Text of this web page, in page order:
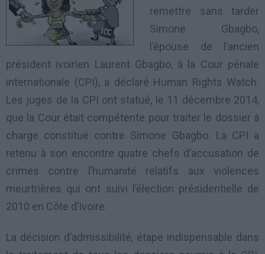
remettre sans tarder
Simone Gbagbo,
l’épouse de l’ancien
président ivoirien Laurent Gbagbo, à la Cour pénale
internationale (CPI), a déclaré Human Rights Watch.
Les juges de la CPI ont statué, le 11 décembre 2014,
que la Cour était compétente pour traiter le dossier à
charge constitué contre Simone Gbagbo. La CPI a
retenu à son encontre quatre chefs d’accusation de
crimes contre l’humanité relatifs aux violences
meurtrières qui ont suivi l’élection présidentielle de
2010 en Côte d’Ivoire.
La décision d’admissibilité, étape indispensable dans